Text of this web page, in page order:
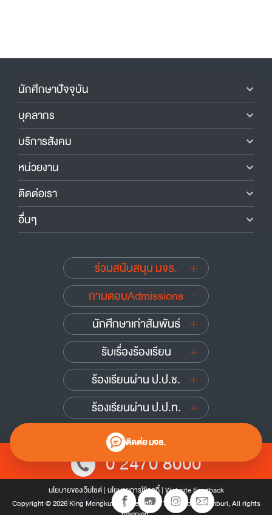
ติดต่อ มจธ.
นักศึกษาปัจจุบัน
บุคลากร
บริการสังคม
หน่วยงาน
ติดต่อเรา
อื่นๆ
ร่วมสนับสนุน มจธ.
ถามตอบAdmissions
นักศึกษาเก่าสัมพันธ์
รับเรื่องร้องเรียน
ร้องเรียนผ่าน ป.ป.ช.
ร้องเรียนผ่าน ป.ป.ท.
0 2470 8000
แผนผังเว็บไซต์
นโยบายของเว็บไซต์| นโยบายการใช้คุกกี้| Website Feedback
Copyright © 2026 King Mongkut’s University of Technology Thonburi, All rights